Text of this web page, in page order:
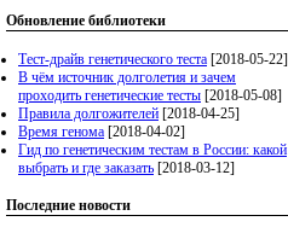
Обновление библиотеки
Тест-драйв генетического теста [2018-05-22]
В чём источник долголетия и зачем
проходить генетические тесты [2018-05-08]
Правила долгожителей [2018-04-25]
Время генома [2018-04-02]
Гид по генетическим тестам в России: какой
выбрать и где заказать [2018-03-12]
Последние новости